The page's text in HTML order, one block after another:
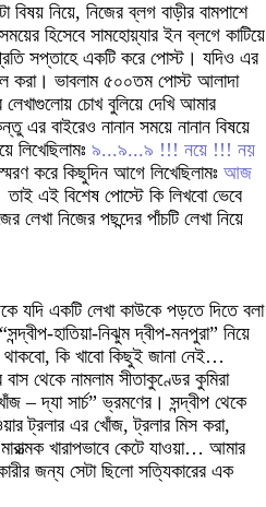
নিয়ে, নিজের ব্লগ বাড়ীর বামপাশে
হিসেবে সামহোয়্যার ইন ব্লগে কাটিয়ে
সপ্তাহে একটি করে পোস্ট। যদিও এর
করা। ভাবলাম ৫০০তম পোস্ট আলাদা
লেখাগুলোয় চোখ বুলিয়ে দেখি আমার
এর বাইরেও নানান সময়ে নানান বিষয়ে
লিখেছিলামঃ ৯...৯...৯ !!! নয়ে !!! নয়
করে কিছুদিন আগে লিখেছিলামঃ আজ
তাই এই বিশেষ পোস্টে কি লিখবো ভেবে
নিজের পছন্দের পাঁচটি লেখা নিয়ে
যদি একটি লেখা কাউকে পড়তে দিতে বলা
হাতিয়া-নিঝুম দ্বীপ-মনপুরা” নিয়ে
থাকবো, কি খাবো কিছুই জানা নেই…
থেকে নামলাম সীতাকুণ্ডের কুমিরা
– দ্যা সার্চ” ভ্রমণের। সন্দ্বীপ থেকে
ট্রলার এর খোঁজ, ট্রলার মিস করা,
খারাপভাবে কেটে যাওয়া… আমার
জন্য সেটা ছিলো সত্যিকারের এক